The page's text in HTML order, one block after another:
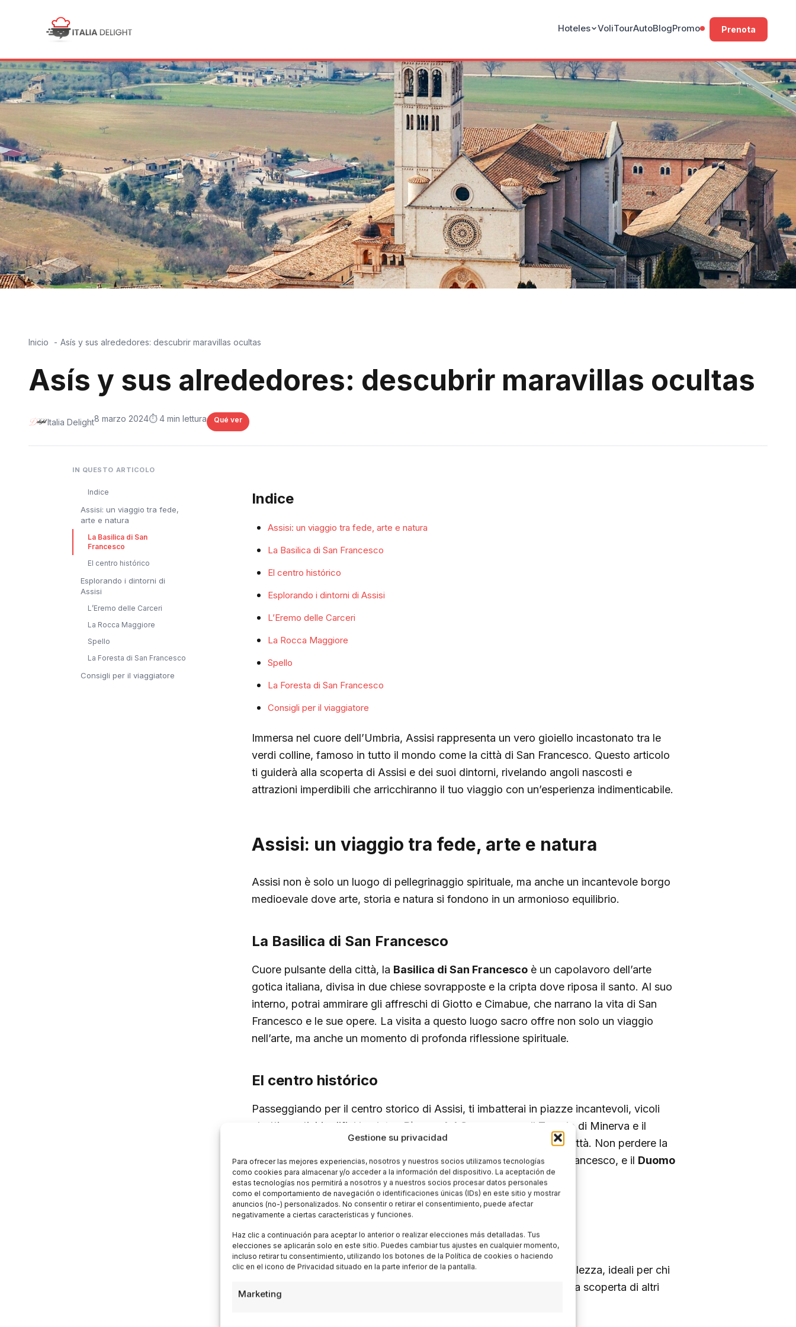
Gestione su privacidad
Para ofrecer las mejores experiencias, nosotros y nuestros socios utilizamos tecnologías
como cookies para almacenar y/o acceder a la información del dispositivo. La aceptación de
estas tecnologías nos permitirá a nosotros y a nuestros socios procesar datos personales
como el comportamiento de navegación o identificaciones únicas (IDs) en este sitio y mostrar
anuncios (no-) personalizados. No consentir o retirar el consentimiento, puede afectar
negativamente a ciertas características y funciones.
Haz clic a continuación para aceptar lo anterior o realizar elecciones más detalladas. Tus
elecciones se aplicarán solo en este sitio. Puedes cambiar tus ajustes en cualquier momento,
incluso retirar tu consentimiento, utilizando los botones de la Política de cookies o haciendo
clic en el icono de Privacidad situado en la parte inferior de la pantalla.
Marketing
Hoteles VoliTourAutoBlogPromo Prenota
Inicio Asís y sus alrededores: descubrir maravillas ocultas
Asís y sus alrededores: descubrir maravillas ocultas
Italia Delight8 marzo 2024⏱️ 4 min lettura Qué ver
IN QUESTO ARTICOLO
Indice
Assisi: un viaggio tra fede,
arte e natura
La Basilica di San
Francesco
El centro histórico
Esplorando i dintorni di
Assisi
L’Eremo delle Carceri
La Rocca Maggiore
Spello
La Foresta di San Francesco
Consigli per il viaggiatore
Indice
Assisi: un viaggio tra fede, arte e natura
La Basilica di San Francesco
El centro histórico
Esplorando i dintorni di Assisi
L’Eremo delle Carceri
La Rocca Maggiore
Spello
La Foresta di San Francesco
Consigli per il viaggiatore
Immersa nel cuore dell’Umbria, Assisi rappresenta un vero gioiello incastonato tra le
verdi colline, famoso in tutto il mondo come la città di San Francesco. Questo articolo
ti guiderà alla scoperta di Assisi e dei suoi dintorni, rivelando angoli nascosti e
attrazioni imperdibili che arricchiranno il tuo viaggio con un’esperienza indimenticabile.
Assisi: un viaggio tra fede, arte e natura
Assisi non è solo un luogo di pellegrinaggio spirituale, ma anche un incantevole borgo
medioevale dove arte, storia e natura si fondono in un armonioso equilibrio.
La Basilica di San Francesco
Cuore pulsante della città, la Basilica di San Francescoè un capolavoro dell’arte
gotica italiana, divisa in due chiese sovrapposte e la cripta dove riposa il santo. Al suo
interno, potrai ammirare gli affreschi di Giotto e Cimabue, che narrano la vita di San
Francesco e le sue opere. La visita a questo luogo sacro offre non solo un viaggio
nell’arte, ma anche un momento di profonda riflessione spirituale.
El centro histórico
Passeggiando per il centro storico di Assisi, ti imbatterai in piazze incantevoli, vicoli
stretti e antichi edifici in pietra. Piazza del Comune
, con il Tempio di Minerva e il
Palazzo dei Priori, è un punto di partenza ideale per esplorare la città. Non perdere la
Chiesa di Santa Chiara, dove si trova la croce che parlò a San Francesco, e il Duomo
di San Rufino, con la sua imponente facciata romanica.
Esplorando i dintorni di Assisi
Il territorio che circonda Assisi nasconde luoghi di straordinaria bellezza, ideali per chi
desidera arricchire la propria visita con escursioni nella natura e alla scoperta di altri